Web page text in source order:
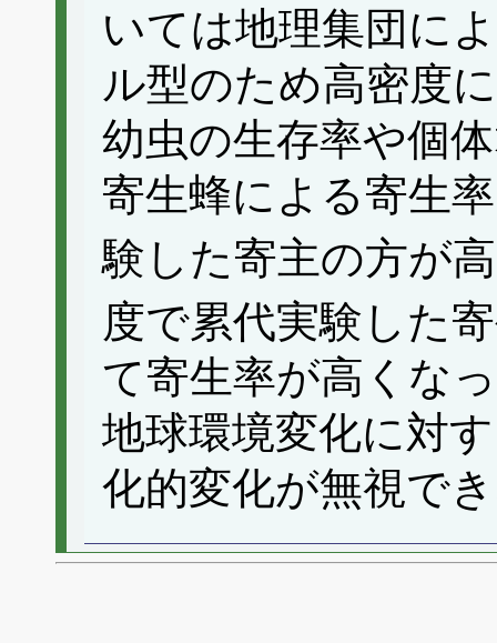
いては地理集団に
ル型のため高密度
幼虫の生存率や個
寄生蜂による寄生
験した寄主の方が
度で累代実験した
て寄生率が高くな
地球環境変化に対
化的変化が無視で